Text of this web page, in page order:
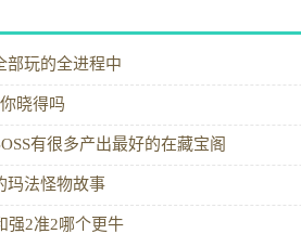
部玩的全进程中
晓得吗
有很多产出最好的在藏宝阁
玛法怪物故事
强2准2哪个更牛